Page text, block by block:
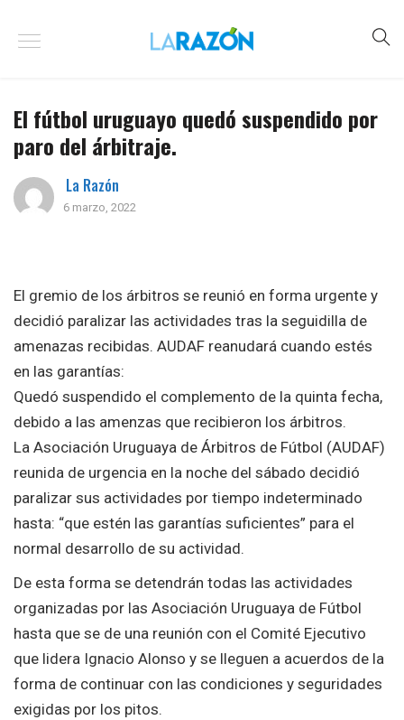
El fútbol uruguayo quedó suspendido por
paro del árbitraje.
La Razón
6 marzo, 2022
El gremio de los árbitros se reunió en forma urgente y
decidió paralizar las actividades tras la seguidilla de
amenazas recibidas. AUDAF reanudará cuando estés
en las garantías:
Quedó suspendido el complemento de la quinta fecha,
debido a las amenzas que recibieron los árbitros.
La Asociación Uruguaya de Árbitros de Fútbol (AUDAF)
reunida de urgencia en la noche del sábado decidió
paralizar sus actividades por tiempo indeterminado
hasta: “que estén las garantías suficientes” para el
normal desarrollo de su actividad.
De esta forma se detendrán todas las actividades
organizadas por las Asociación Uruguaya de Fútbol
hasta que se de una reunión con el Comité Ejecutivo
que lidera Ignacio Alonso y se lleguen a acuerdos de la
forma de continuar con las condiciones y seguridades
exigidas por los pitos.